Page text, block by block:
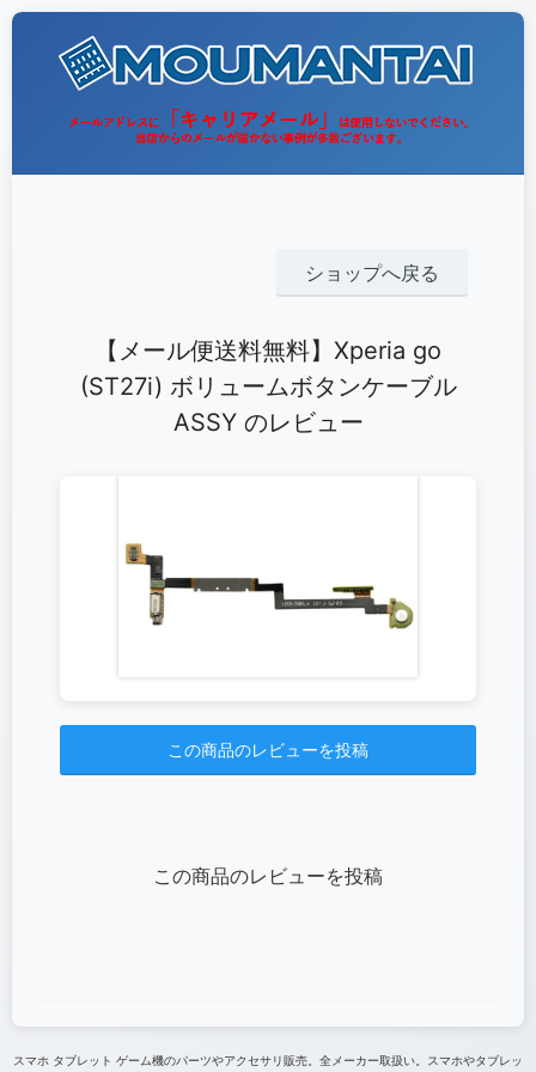
ショップへ戻る
【メール便送料無料】Xperia go
(ST27i) ボリュームボタンケーブル
ASSY のレビュー
この商品のレビューを投稿
この商品のレビューを投稿
スマホ タブレット ゲーム機のパーツやアクセサリ販売。全メーカー取扱い。スマホやタブレッ